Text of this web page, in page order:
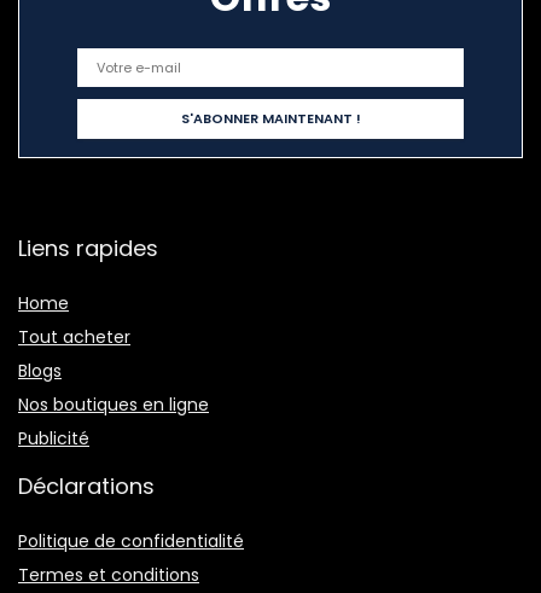
Liens rapides
Home
Tout acheter
Blogs
Nos boutiques en ligne
Publicité
Déclarations
Politique de confidentialité
Termes et conditions